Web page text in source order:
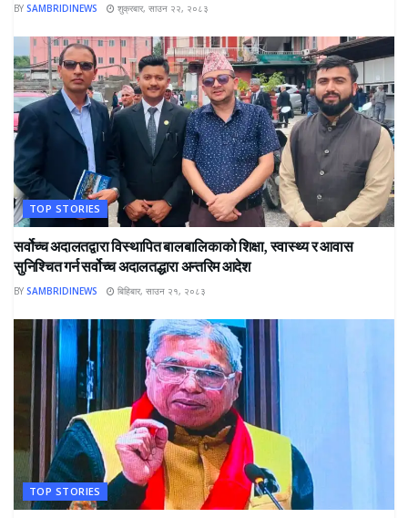
BY SAMBRIDINEWS शुक्रबार, साउन २२, २०८३
TOP STORIES
सर्वोच्च अदालतद्वारा विस्थापित बालबालिकाको शिक्षा, स्वास्थ्य र आवास
सुनिश्चित गर्न सर्वोच्च अदालतद्धारा अन्तरिम आदेश
BY SAMBRIDINEWS बिहिबार, साउन २१, २०८३
TOP STORIES